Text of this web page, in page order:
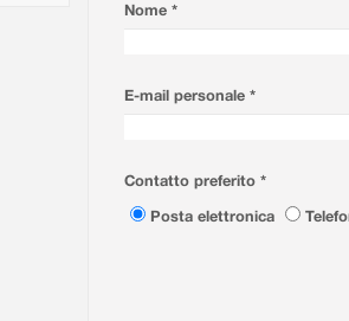
Nome *
E-mail personale *
Contatto preferito *
Posta elettronica